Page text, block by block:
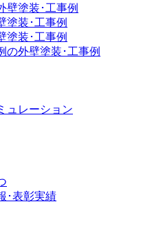
壁塗装･工事例
塗装･工事例
塗装･工事例
の外壁塗装･工事例
ュレーション
･表彰実績